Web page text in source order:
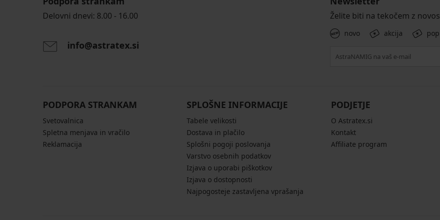
Delovni dnevi: 8.00 - 16.00
info@astratex.si
Želite biti na tekočem z
novo akcija
PODPORA STRANKAM
Svetovalnica
Spletna menjava in vračilo
Reklamacija
SPLOŠNE INFORMACIJE
Tabele velikosti
Dostava in plačilo
Splošni pogoji poslovanja
Varstvo osebnih podatkov
Izjava o uporabi piškotkov
Izjava o dostopnosti
Najpogosteje zastavljena vprašanja
PODJETJE
O Astratex.si
Kontakt
Affiliate program